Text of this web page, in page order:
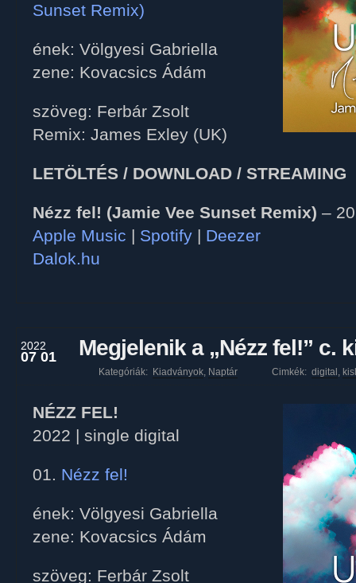
Sunset Remix)
ének: Völgyesi Gabriella
zene: Kovacsics Ádám
szöveg: Ferbár Zsolt
Remix: James Exley (UK)
LETÖLTÉS / DOWNLOAD / STREAMING
Nézz fel! (Jamie Vee Sunset Remix) –
Apple Music | Spotify | Deezer
Dalok.hu
2022
07 01 Megjelenik a „Nézz fel!” c.
Kategóriák: Kiadványok, Naptár Cimkék: digital ,
NÉZZ FEL!
2022 | single digital
01. Nézz fel!
ének: Völgyesi Gabriella
zene: Kovacsics Ádám
szöveg: Ferbár Zsolt